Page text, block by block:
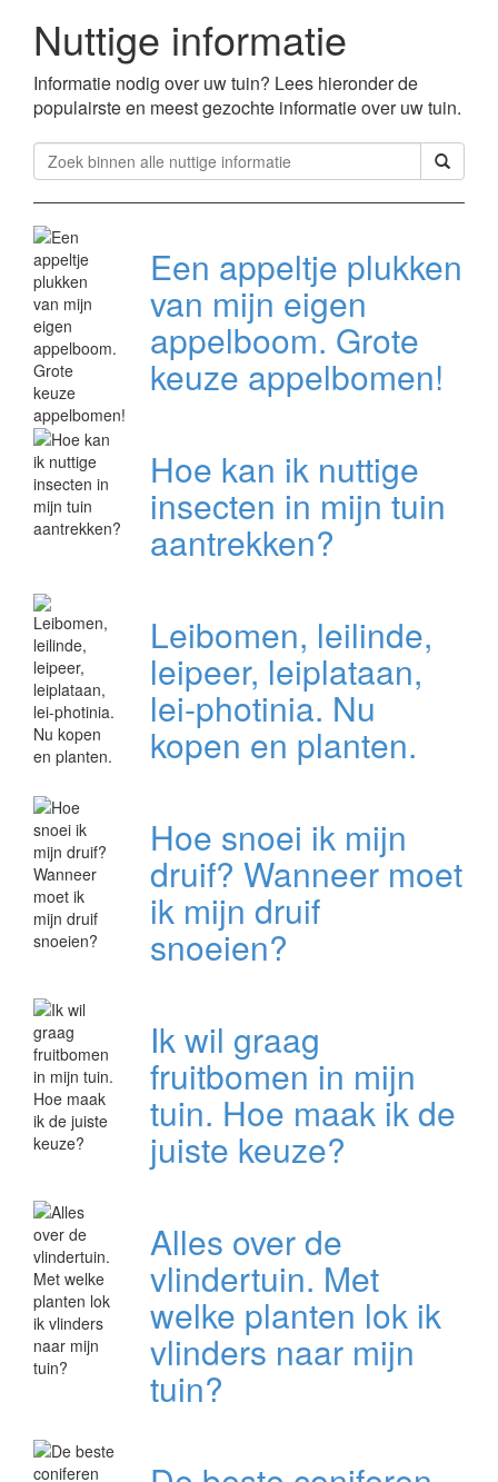
Nuttige informatie
Informatie nodig over uw tuin? Lees hieronder de
populairste en meest gezochte informatie over uw tuin.
Een appeltje plukken
van mijn eigen
appelboom. Grote
keuze appelbomen!
Hoe kan ik nuttige
insecten in mijn tuin
aantrekken?
Leibomen, leilinde,
leipeer, leiplataan,
lei-photinia. Nu
kopen en planten.
Hoe snoei ik mijn
druif? Wanneer moet
ik mijn druif
snoeien?
Ik wil graag
fruitbomen in mijn
tuin. Hoe maak ik de
juiste keuze?
Alles over de
vlindertuin. Met
welke planten lok ik
vlinders naar mijn
tuin?